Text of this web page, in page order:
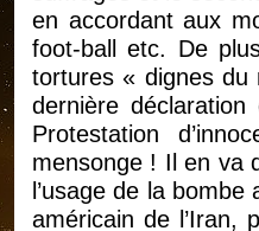
en accordant aux
foot-ball etc. De
tortures « dignes du
dernière
Protestation
mensonge ! Il en va
l’usage de la
américain de l’Iran,